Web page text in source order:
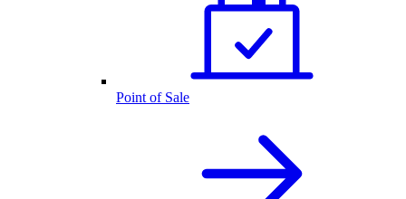
Point of Sale